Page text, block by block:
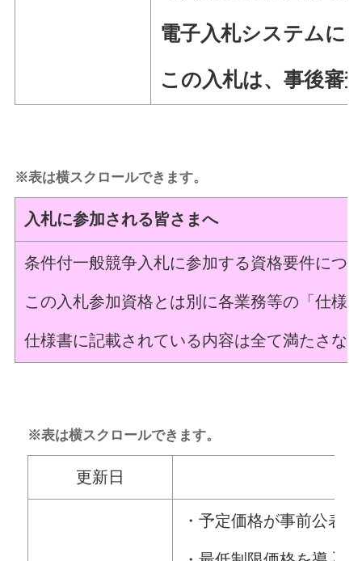
電子入札システムに
この入札は、事後審
※表は横スクロールできます。
入札に参加される皆さまへ
条件付一般競争入札に参加する資格要件につ
この入札参加資格とは別に各業務等の「仕様
仕様書に記載されている内容は全て満たさな
※表は横スクロールできます。
更新日
・予定価格が事前公表